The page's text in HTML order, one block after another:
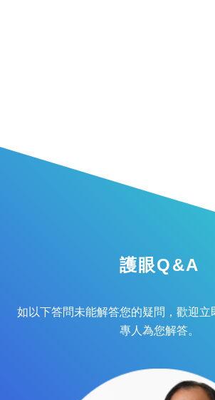
護眼Q&A
如以下答問未能解答您的疑問，歡迎立
專人為您解答。